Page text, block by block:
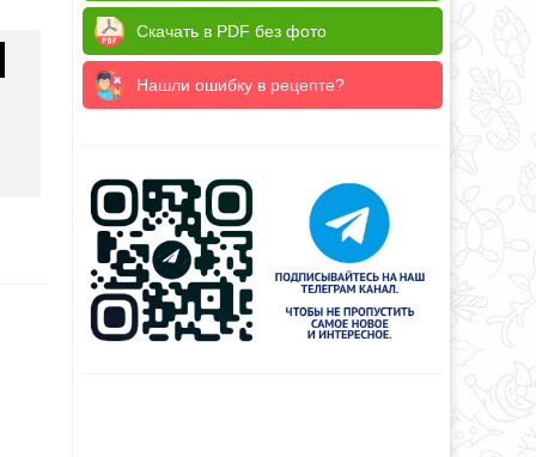
Скачать в PDF без фото
Нашли ошибку в рецепте?